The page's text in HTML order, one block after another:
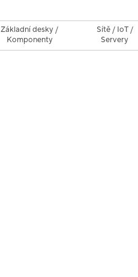
Základní desky /
Komponenty
Sítě / IoT /
Servery